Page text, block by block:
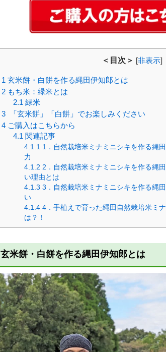
＜目次＞ [非表示]
1 玄米餅・白餅を作る縄田伊知郎とは
2 もち米：緑米とは
2.1 緑米
3 「玄米餅」「白餅」でお楽しみください
4 ご購入はこちらから
4.1 関連記事
4.1.11．自然栽培米ミナミニシキを作る縄
力
4.1.2 2．自然栽培米ミナミニシキを作る縄
い理由とは
4.1.3 3．自然栽培米ミナミニシキを作る縄
い
4.1.44．手植えで育った縄田自然栽培米ミ
は？！
玄米餅・白餅を作る縄田伊知郎とは